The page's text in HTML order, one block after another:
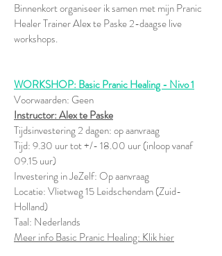
Binnenkort organiseer ik samen met mijn Pranic
Healer Trainer Alex te Paske 2-daagse live
workshops.
WORKSHOP: Basic Pranic Healing - Nivo 1
Voorwaarden: Geen
Instructor: Alex te Paske
Tijdsinvestering 2 dagen: op aanvraag
Tijd: 9.30 uur tot +/- 18.00 uur (inloop vanaf
09.15 uur)
Investering in JeZelf: Op aanvraag
Locatie: Vlietweg 15 Leidschendam (Zuid-
Holland)
Taal: Nederlands
Meer info Basic Pranic Healing: Klik hier